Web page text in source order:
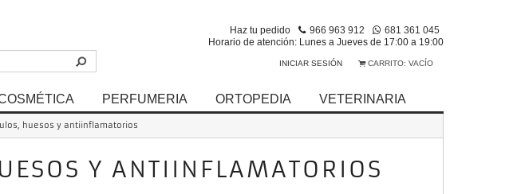
Haz tu pedido 966 963 912
681 361 045
Horario de atención: Lunes a Jueves de 17:00 a 19:00
CARRITO: VACÍO
INICIAR SESIÓN
PERFUMERIA ORTOPEDIA VETERINARIA
huesos y antiinflamatorios
Y ANTIINFLAMATORIOS